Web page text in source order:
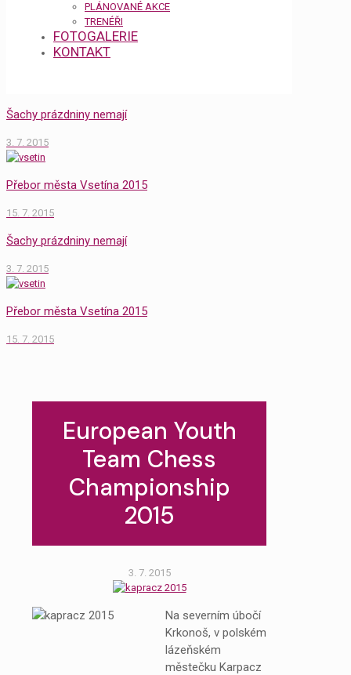
PLÁNOVANÉ AKCE
TRENÉŘI
FOTOGALERIE
KONTAKT
Šachy prázdniny nemají
3. 7. 2015
Přebor města Vsetína 2015
15. 7. 2015
Šachy prázdniny nemají
3. 7. 2015
Přebor města Vsetína 2015
15. 7. 2015
European Youth
Team Chess
Championship
2015
3. 7. 2015
Na severním úbočí
Krkonoš, v polském
lázeňském
městečku Karpacz